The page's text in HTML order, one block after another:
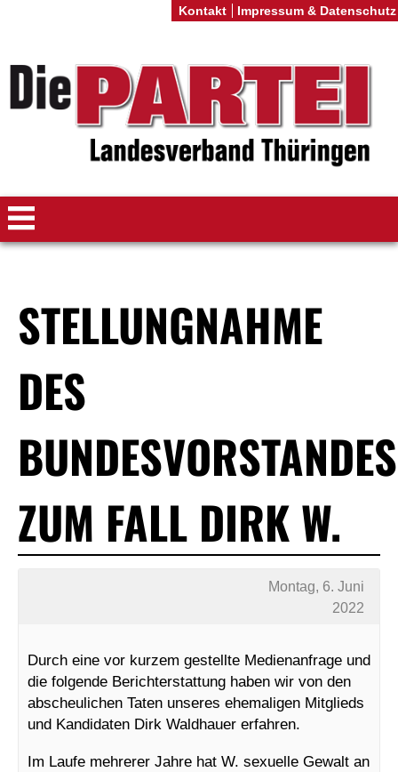
STELLUNGNAHME
DES
BUNDESVORSTANDES
ZUM FALL DIRK W.
Montag, 6. Juni
2022
Durch eine vor kurzem gestellte Medienanfrage und
die folgende Berichterstattung haben wir von den
abscheulichen Taten unseres ehemaligen Mitglieds
und Kandidaten Dirk Waldhauer erfahren.
Im Laufe mehrerer Jahre hat W. sexuelle Gewalt an
Kontakt Impressum & Datenschutz